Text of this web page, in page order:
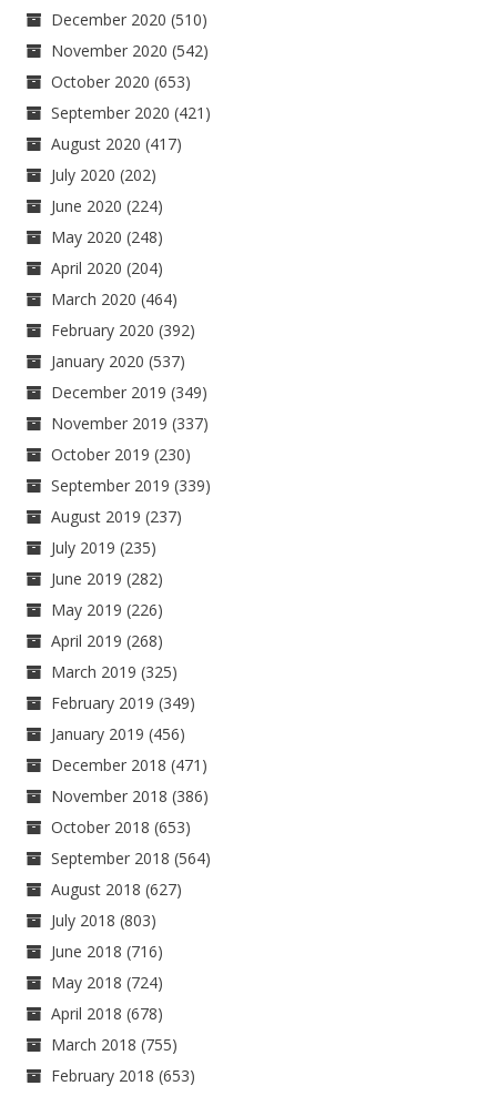
December 2020 (510)
November 2020 (542)
October 2020 (653)
September 2020 (421)
August 2020 (417)
July 2020 (202)
June 2020 (224)
May 2020 (248)
April 2020 (204)
March 2020 (464)
February 2020 (392)
January 2020 (537)
December 2019 (349)
November 2019 (337)
October 2019 (230)
September 2019 (339)
August 2019 (237)
July 2019 (235)
June 2019 (282)
May 2019 (226)
April 2019 (268)
March 2019 (325)
February 2019 (349)
January 2019 (456)
December 2018 (471)
November 2018 (386)
October 2018 (653)
September 2018 (564)
August 2018 (627)
July 2018 (803)
June 2018 (716)
May 2018 (724)
April 2018 (678)
March 2018 (755)
February 2018 (653)